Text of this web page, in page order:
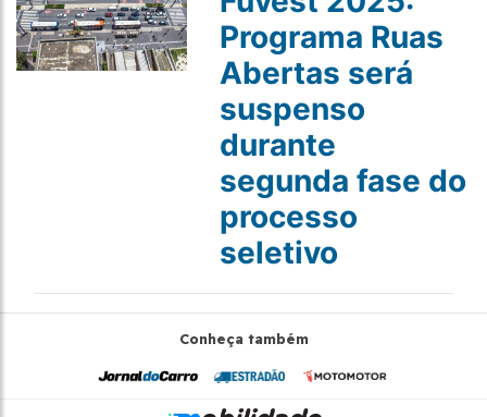
Programa Ruas
Abertas será
suspenso
durante
segunda fase do
processo
seletivo
Conheça também